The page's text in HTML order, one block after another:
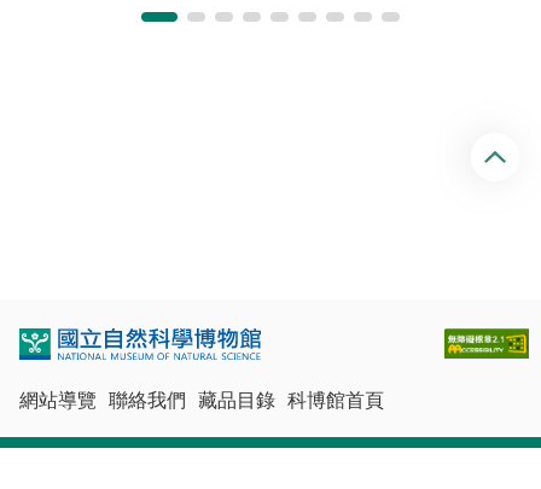
網站導覽 聯絡我們 藏品目錄 科博館首頁
回
頂
端